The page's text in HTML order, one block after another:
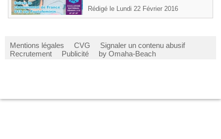
Rédigé le Lundi 22 Février 2016
Mentions légales CVG
Signaler un contenu abusif
Recrutement
Publicité by Omaha-Beach